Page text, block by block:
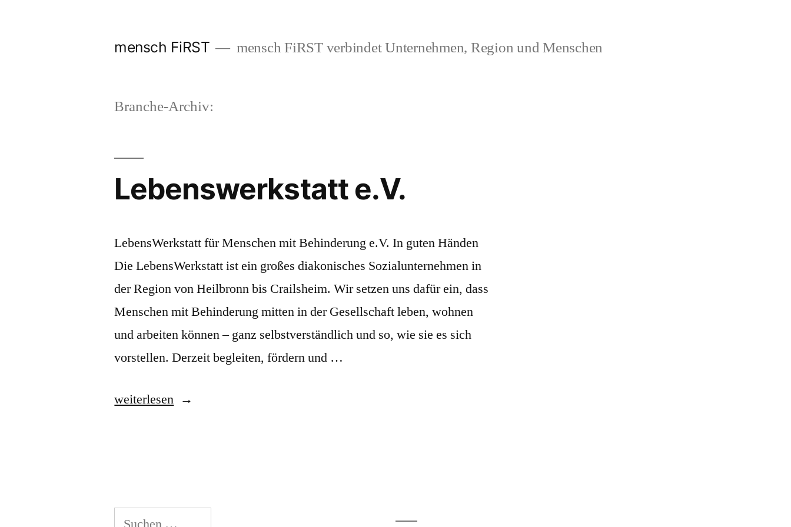
mensch FiRST mensch FiRST verbindet Unternehmen, Region und Menschen
Branche-Archiv:
Lebenswerkstatt e.V.
LebensWerkstatt für Menschen mit Behinderung e.V. In guten Händen
Die LebensWerkstatt ist ein großes diakonisches Sozialunternehmen in
der Region von Heilbronn bis Crailsheim. Wir setzen uns dafür ein, dass
Menschen mit Behinderung mitten in der Gesellschaft leben, wohnen
und arbeiten können – ganz selbstverständlich und so, wie sie es sich
vorstellen. Derzeit begleiten, fördern und …
„Lebenswerkstatt
weiterlesen
Suchen